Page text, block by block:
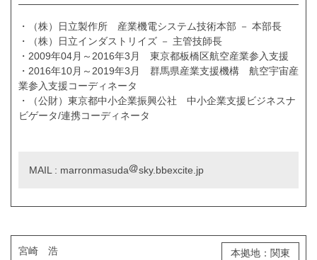
・（株）日立製作所 産業機電システム技術本部 － 本部長
・（株）日立インダストリイズ － 主管技師長
・2009年04月～2016年3月 東京都板橋区航空産業参入支援
・2016年10月～2019年3月 群馬県産業支援機構 航空宇宙産
業参入支援コーディネータ
・（公財）東京都中小企業振興公社 中小企業支援ビジネスナ
ビゲータ/連携コーディネータ
MAIL : marronmasuda sky.bbexcite.jp
宮崎 浩
本拠地：関東